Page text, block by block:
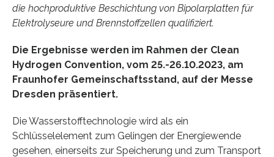
die hochproduktive Beschichtung von Bipolarplatten für
Elektrolyseure und Brennstoffzellen qualifiziert.
Die Ergebnisse werden im Rahmen der Clean
Hydrogen Convention, vom 25.-26.10.2023, am
Fraunhofer Gemeinschaftsstand, auf der Messe
Dresden präsentiert.
Die Wasserstofftechnologie wird als ein
Schlüsselelement zum Gelingen der Energiewende
gesehen, einerseits zur Speicherung und zum Transport